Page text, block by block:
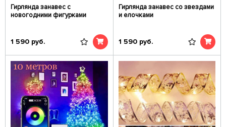
Гирлянда занавес с
новогодними фигурками
1 590 руб.
Гирлянда занавес со звездами
и елочками
1 590 руб.